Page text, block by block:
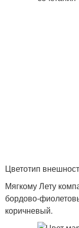
Цветотип
Мягкому Лету
бордово-
коричневый.